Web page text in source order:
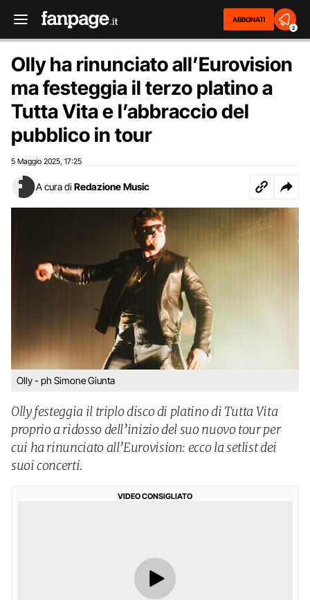
ABBONATI
2
Olly ha rinunciato all’Eurovision
ma festeggia il terzo platino a
Tutta Vita e l’abbraccio del
pubblico in tour
5 Maggio 2025 17:25
A cura di Redazione Music
Olly - ph Simone Giunta
Olly festeggia il triplo disco di platino di Tutta Vita
proprio a ridosso dell’inizio del suo nuovo tour per
cui ha rinunciato all’Eurovision: ecco la setlist dei
suoi concerti.
VIDEO CONSIGLIATO